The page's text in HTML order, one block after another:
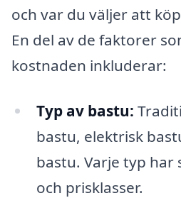
och var du väljer att
En del av de faktorer
kostnaden inkluderar:
Typ av bastu:
bastu, elektrisk
bastu. Varje typ har
och prisklasser.